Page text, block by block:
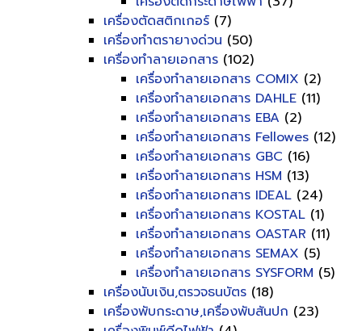
เครื่องตัดสติกเกอร์ (7)
เครื่องทำตรายางด่วน (50)
เครื่องทำลายเอกสาร (102)
เครื่องทำลายเอกสาร COMIX (2)
เครื่องทำลายเอกสาร DAHLE (11)
เครื่องทำลายเอกสาร EBA (2)
เครื่องทำลายเอกสาร Fellowes (12)
เครื่องทำลายเอกสาร GBC (16)
เครื่องทำลายเอกสาร HSM (13)
เครื่องทำลายเอกสาร IDEAL (24)
เครื่องทำลายเอกสาร KOSTAL (1)
เครื่องทำลายเอกสาร OASTAR (11)
เครื่องทำลายเอกสาร SEMAX (5)
เครื่องทำลายเอกสาร SYSFORM (5)
เครื่องนับเงิน,ตรวจธนบัตร (18)
เครื่องพับกระดาษ,เครื่องพับสันปก (23)